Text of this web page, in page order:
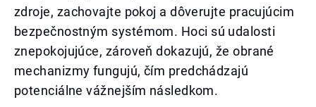
zdroje, zachovajte pokoj a dôverujte pracujúcim
bezpečnostným systémom. Hoci sú udalosti
znepokojujúce, zároveň dokazujú, že obrané
mechanizmy fungujú, čím predchádzajú
potenciálne vážnejším následkom.